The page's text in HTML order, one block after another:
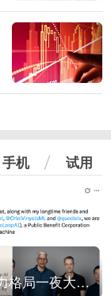
手机 试用
谷歌AI权力格局一夜大洗牌